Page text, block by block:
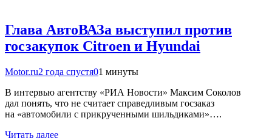
Глава АвтоВАЗа выступил против
госзакупок Citroen и Hyundai
Motor.ru2 года спустя01 минуты
В интервью агентству «РИА Новости» Максим Соколов
дал понять, что не считает справедливым госзаказ
на «автомобили с прикрученными шильдиками»….
Читать далее